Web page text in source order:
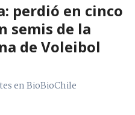
perdió en cinco
semis de la
de Voleibol
en BioBioChile